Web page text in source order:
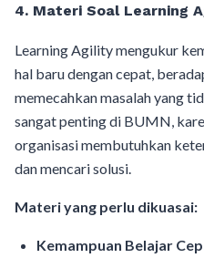
4. Materi Soal Learning
Learning Agility mengukur
hal baru dengan cepat,
memecahkan masalah yang
sangat penting di BUMN,
organisasi membutuhkan
dan mencari solusi.
Materi yang perlu dikuasai:
Kemampuan Belajar